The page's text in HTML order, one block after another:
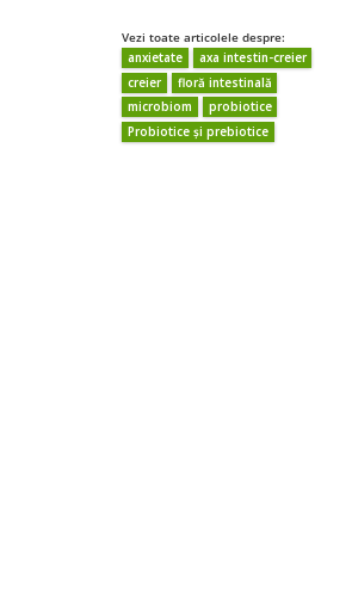
Vezi toate articolele despre:
anxietate
axa intestin-creier
creier
floră intestinală
microbiom
probiotice
Probiotice și prebiotice